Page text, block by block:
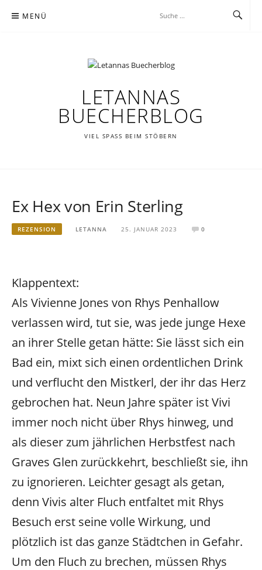
Inhalt MENÜ
LETANNAS
BUECHERBLOG
VIEL SPASS BEIM STÖBERN
Ex Hex von Erin Sterling
REZENSION LETANNA 25. JANUAR 2023 0
Klappentext:
Als Vivienne Jones von Rhys Penhallow
verlassen wird, tut sie, was jede junge Hexe
an ihrer Stelle getan hätte: Sie lässt sich ein
Bad ein, mixt sich einen ordentlichen Drink
und verflucht den Mistkerl, der ihr das Herz
gebrochen hat. Neun Jahre später ist Vivi
immer noch nicht über Rhys hinweg, und
als dieser zum jährlichen Herbstfest nach
Graves Glen zurückkehrt, beschließt sie, ihn
zu ignorieren. Leichter gesagt als getan,
denn Vivis alter Fluch entfaltet mit Rhys
Besuch erst seine volle Wirkung, und
plötzlich ist das ganze Städtchen in Gefahr.
Um den Fluch zu brechen, müssen Rhys